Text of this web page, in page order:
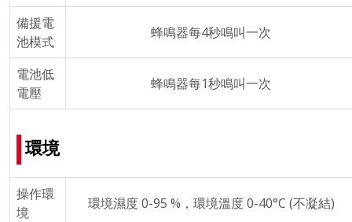
備援電
池模式
蜂鳴器每4秒鳴叫一次
電池低
電壓
蜂鳴器每1秒鳴叫一次
環境
操作環
境
環境濕度 0-95 %，環境溫度 0-40°C (不凝結)